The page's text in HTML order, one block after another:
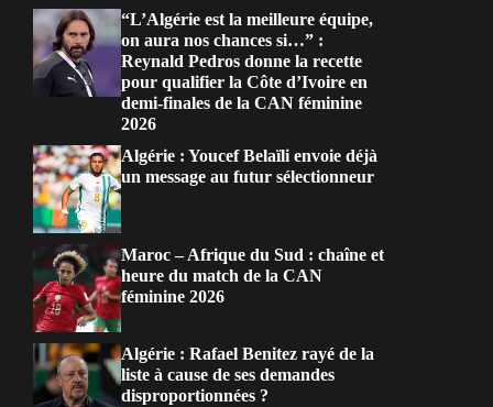
“L’Algérie est la meilleure équipe,
on aura nos chances si…” :
Reynald Pedros donne la recette
pour qualifier la Côte d’Ivoire en
demi-finales de la CAN féminine
2026
Algérie : Youcef Belaïli envoie déjà
un message au futur sélectionneur
Maroc – Afrique du Sud : chaîne et
heure du match de la CAN
féminine 2026
Algérie : Rafael Benitez rayé de la
liste à cause de ses demandes
disproportionnées ?